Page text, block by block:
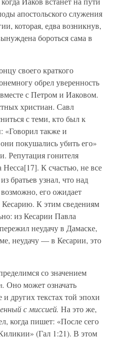
апостольского служения
которая, едва возникнув,
бороться сама в
своего краткого
обрел уверенность
с Петром и Иаковом.
христиан. Савл
с теми, кто был к
«Говорил также и
покушались убить его»
Репутация гонителя
К счастью, не все
братьев узнал, что над
его ожидает
К этим сведениям
из Кесарии Павла
неудачу в Дамаске,
неудачу — в Кесарии, это
со значением
Оно может означать
других текстах той эпохи
с миссией. На это же,
когда пишет: «После сего
(Гал 1:21). В этом